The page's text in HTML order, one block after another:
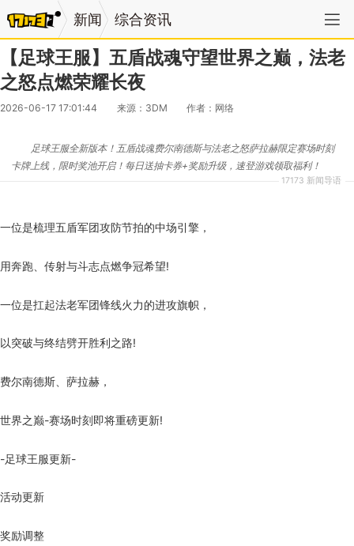
新闻 综合资讯
【足球王服】五盾战魂守望世界之巅，法老
之怒点燃荣耀长夜
2026-06-17 17:01:44 来源：3DM 作者：网络
17173 新闻导语
足球王服全新版本！五盾战魂费尔南德斯与法老之怒萨拉赫限定赛场时刻
卡牌上线，限时奖池开启！每日送抽卡券+奖励升级，速登游戏领取福利！
一位是梳理五盾军团攻防节拍的中场引擎，
用奔跑、传射与斗志点燃争冠希望!
一位是扛起法老军团锋线火力的进攻旗帜，
以突破与终结劈开胜利之路!
费尔南德斯、萨拉赫，
世界之巅-赛场时刻即将重磅更新!
-足球王服更新-
活动更新
奖励调整